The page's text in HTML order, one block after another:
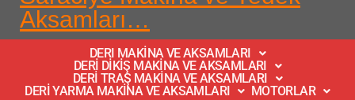
Aksamları…
DERI MAKİNA VE AKSAMLARI
DERİ DİKİŞ MAKİNA VE AKSAMLARI
DERİ TRAŞ MAKİNA VE AKSAMLARI
DERİ YARMA MAKİNA VE AKSAMLARI
MOTORLAR